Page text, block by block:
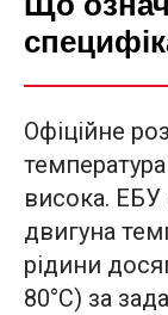
Офіційне
висока. ЕБУ
двигуна
рідини
80°C) за